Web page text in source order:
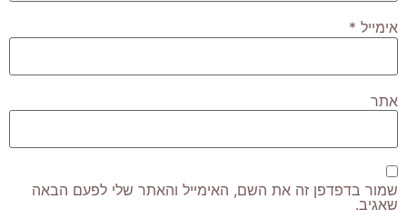
אימייל *
אתר
שמור בדפדפן זה את השם, האימייל והאתר שלי לפעם הבאה
שאגיב.